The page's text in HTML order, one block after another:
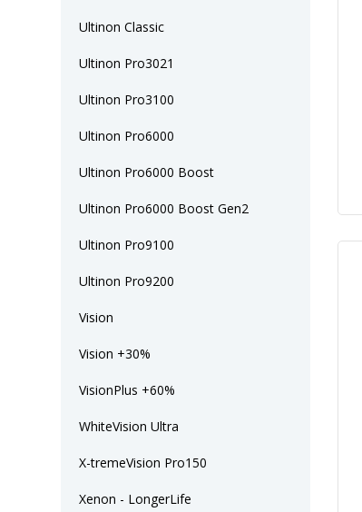
Ultinon Classic
Ultinon Pro3021
Ultinon Pro3100
Ultinon Pro6000
Ultinon Pro6000 Boost
Ultinon Pro6000 Boost Gen2
Ultinon Pro9100
Ultinon Pro9200
Vision
Vision +30%
VisionPlus +60%
WhiteVision Ultra
X-tremeVision Pro150
Xenon - LongerLife